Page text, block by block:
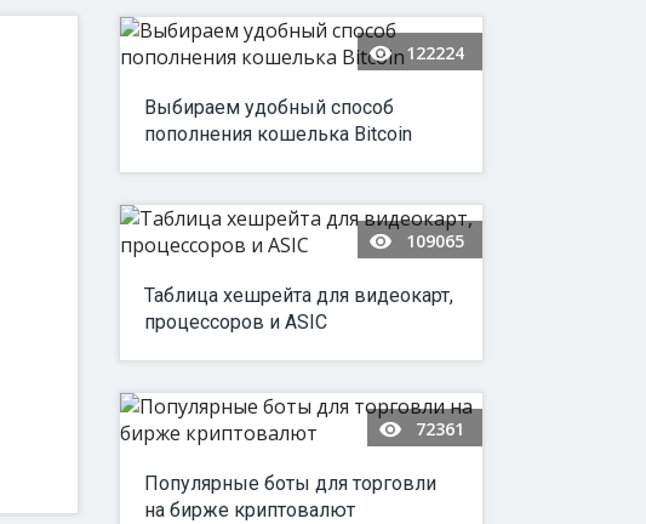
122224
Выбираем удобный способ
пополнения кошелька Bitcoin
109065
Таблица хешрейта для видеокарт,
процессоров и ASIC
72361
Популярные боты для торговли
на бирже криптовалют